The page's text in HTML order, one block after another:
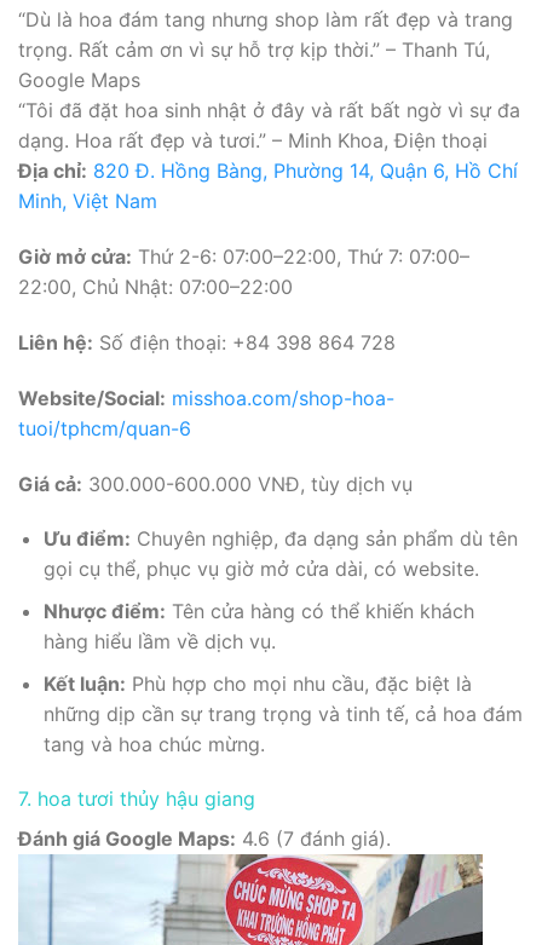
“Dù là hoa đám tang nhưng shop làm rất đẹp và trang
trọng. Rất cảm ơn vì sự hỗ trợ kịp thời.” – Thanh Tú,
Google Maps
“Tôi đã đặt hoa sinh nhật ở đây và rất bất ngờ vì sự đa
dạng. Hoa rất đẹp và tươi.” – Minh Khoa, Điện thoại
Địa chỉ: 820 Đ. Hồng Bàng, Phường 14, Quận 6, Hồ Chí
Minh, Việt Nam
Giờ mở cửa: Thứ 2-6: 07:00–22:00, Thứ 7: 07:00–
22:00, Chủ Nhật: 07:00–22:00
Liên hệ: Số điện thoại: +84 398 864 728
Website/Social: misshoa.com/shop-hoa-
tuoi/tphcm/quan-6
Giá cả: 300.000-600.000 VNĐ, tùy dịch vụ
Ưu điểm: Chuyên nghiệp, đa dạng sản phẩm dù tên
gọi cụ thể, phục vụ giờ mở cửa dài, có website.
Nhược điểm: Tên cửa hàng có thể khiến khách
hàng hiểu lầm về dịch vụ.
Kết luận: Phù hợp cho mọi nhu cầu, đặc biệt là
những dịp cần sự trang trọng và tinh tế, cả hoa đám
tang và hoa chúc mừng.
7. hoa tươi thủy hậu giang
Đánh giá Google Maps: 4.6 (7 đánh giá).